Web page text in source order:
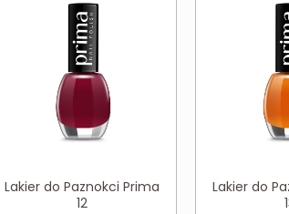
Lakier do Paznokci Prima
12
Lakier do